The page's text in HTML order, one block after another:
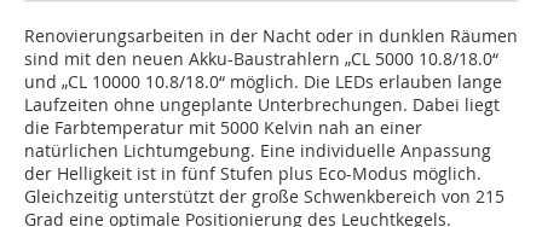
Renovierungsarbeiten in der Nacht oder in dunklen Räumen
sind mit den neuen Akku-Baustrahlern „CL 5000 10.8/18.0“
und „CL 10000 10.8/18.0“ möglich. Die LEDs erlauben lange
Laufzeiten ohne ungeplante Unterbrechungen. Dabei liegt
die Farbtemperatur mit 5000 Kelvin nah an einer
natürlichen Lichtumgebung. Eine individuelle Anpassung
der Helligkeit ist in fünf Stufen plus Eco-Modus möglich.
Gleichzeitig unterstützt der große Schwenkbereich von 215
Grad eine optimale Positionierung des Leuchtkegels.